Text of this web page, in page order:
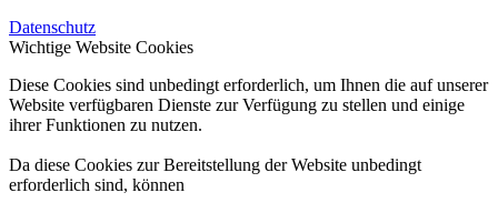
Datenschutz
Wichtige Website Cookies
Diese Cookies sind unbedingt erforderlich, um Ihnen die auf unserer
Website verfügbaren Dienste zur Verfügung zu stellen und einige
ihrer Funktionen zu nutzen.
Da diese Cookies zur Bereitstellung der Website unbedingt
erforderlich sind, können